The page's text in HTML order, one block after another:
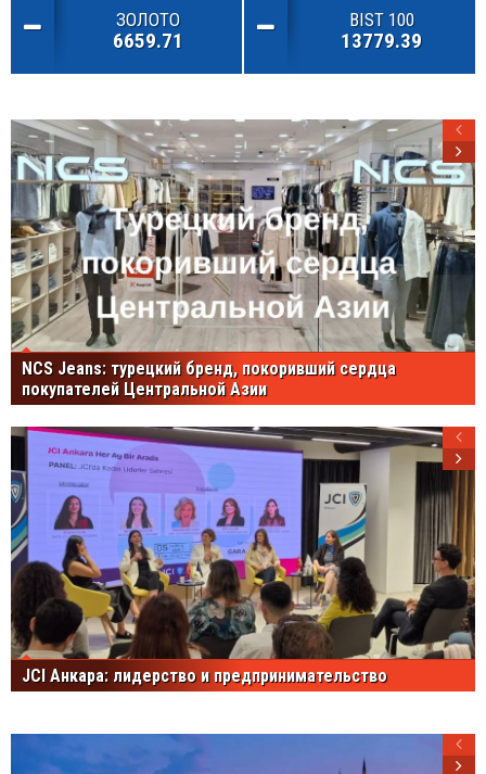
ЗОЛОТО
6659.71
BIST 100
13779.39
NCS Jeans: турецкий бренд, покоривший сердца
покупателей Центральной Азии
JCI Анкара: лидерство и предпринимательство